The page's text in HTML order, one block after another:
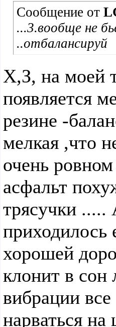
Сообщение от
...3.вообще не
..отбалансируй
Х,З, на моей
появляется
резине -
мелкая ,что
очень
асфальт
трясучки .....
приходилось
хорошей
клонит в
вибрации все
нарваться